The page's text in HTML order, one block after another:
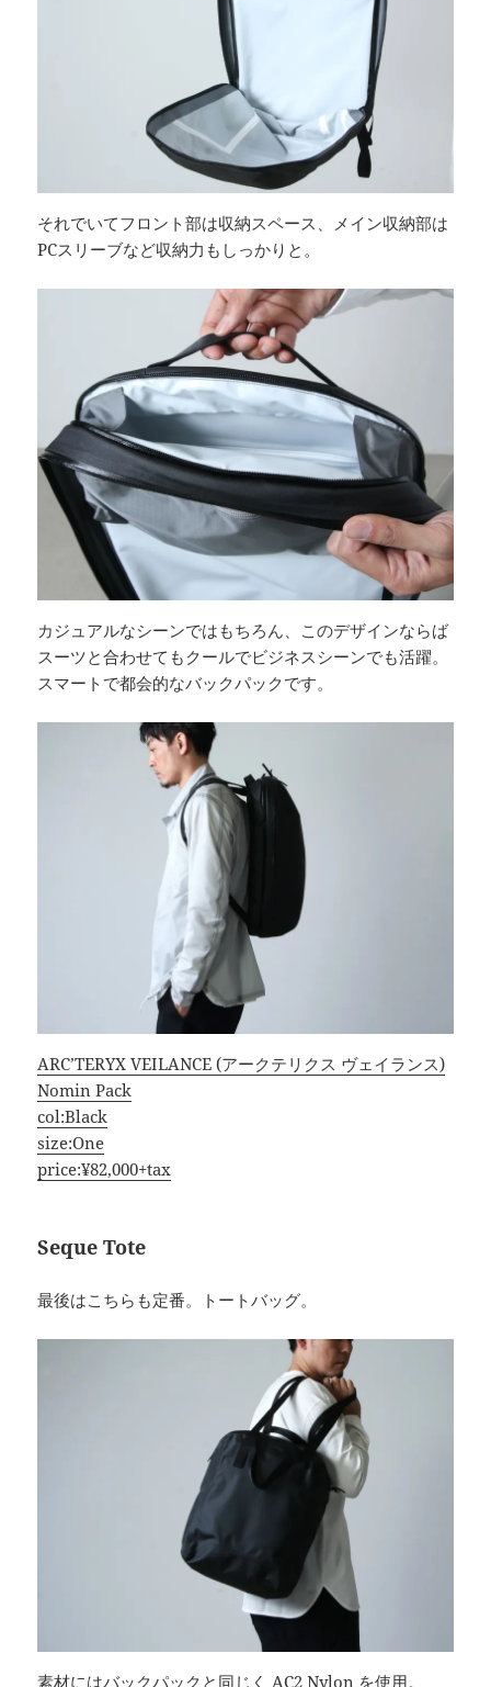
それでいてフロント部は収納スペース、メイン収納部は
PCスリーブなど収納力もしっかりと。
カジュアルなシーンではもちろん、このデザインならば
スーツと合わせてもクールでビジネスシーンでも活躍。
スマートで都会的なバックパックです。
ARC’TERYX VEILANCE (アークテリクス ヴェイランス)
Nomin Pack
col:Black
size:One
price:¥82,000+tax
Seque Tote
最後はこちらも定番。トートバッグ。
素材にはバックパックと同じく AC2 Nylon を使用。